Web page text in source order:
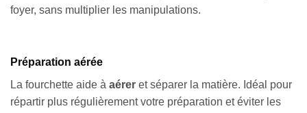
foyer, sans multiplier les manipulations.
Préparation aérée
La fourchette aide à aérer et séparer la matière. Idéal pour
répartir plus régulièrement votre préparation et éviter les